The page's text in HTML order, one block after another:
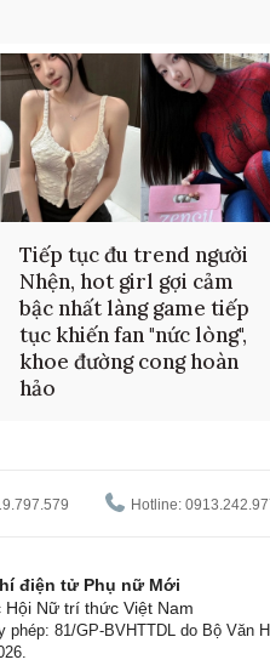
Tiếp tục đu trend người
Nhện, hot girl gợi cảm
bậc nhất làng game tiếp
tục khiến fan "nức lòng",
khoe đường cong hoàn
hảo
Hotline:
điện tử Phụ nữ Mới
Hội Nữ trí thức Việt Nam
phép: 81/GP-BVHTTDL do Bộ Văn